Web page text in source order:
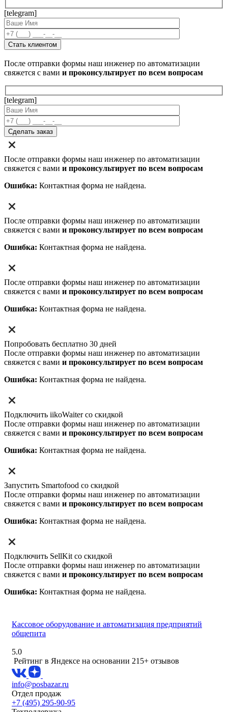
[telegram]
После отправки формы наш инженер по автоматизации
свяжется с вами и проконсультирует по всем вопросам
[telegram]
После отправки формы наш инженер по автоматизации
свяжется с вами и проконсультирует по всем вопросам
Ошибка: Контактная форма не найдена.
После отправки формы наш инженер по автоматизации
свяжется с вами и проконсультирует по всем вопросам
Ошибка: Контактная форма не найдена.
После отправки формы наш инженер по автоматизации
свяжется с вами и проконсультирует по всем вопросам
Ошибка: Контактная форма не найдена.
Попробовать бесплатно 30 дней
После отправки формы наш инженер по автоматизации
свяжется с вами и проконсультирует по всем вопросам
Ошибка: Контактная форма не найдена.
Подключить iikoWaiter со скидкой
После отправки формы наш инженер по автоматизации
свяжется с вами и проконсультирует по всем вопросам
Ошибка: Контактная форма не найдена.
Запустить Smartofood со скидкой
После отправки формы наш инженер по автоматизации
свяжется с вами и проконсультирует по всем вопросам
Ошибка: Контактная форма не найдена.
Подключить SellKit со скидкой
После отправки формы наш инженер по автоматизации
свяжется с вами и проконсультирует по всем вопросам
Ошибка: Контактная форма не найдена.
Кассовое оборудование и автоматизация предприятий
общепита
5.0
Рейтинг в Яндексе на основании 215+ отзывов
info@posbazar.ru
Отдел продаж
+7 (495) 295-90-95